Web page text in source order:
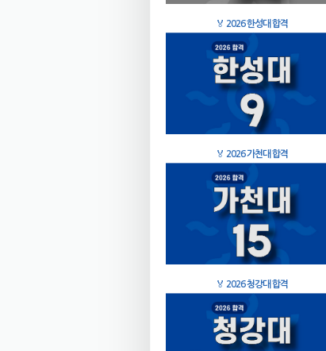
🏅 2026 한성대 합격
🏅 2026 가천대 합격
🏅 2026 청강대 합격